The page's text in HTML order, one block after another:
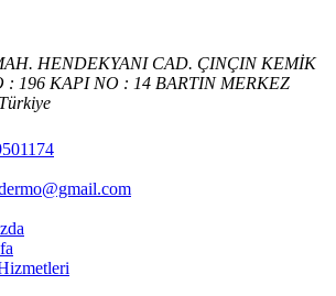
HENDEKYANI CAD. ÇINÇIN KEMİK
: 196 KAPI NO : 14 BARTIN MERKEZ